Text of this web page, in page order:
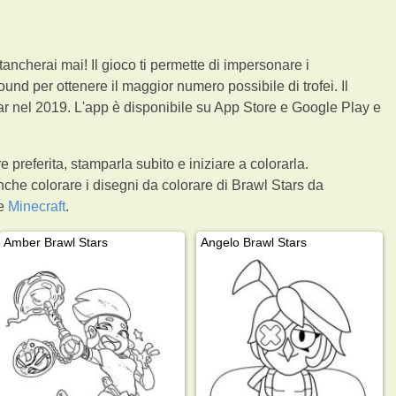
mai! Il gioco ti permette di impersonare i
per ottenere il maggior numero possibile di trofei. Il
nel 2019. L'app è disponibile su App Store e Google Play e
preferita, stamparla subito e iniziare a colorarla.
colorare i disegni da colorare di Brawl Stars da
Minecraft.
Amber Brawl Stars Angelo Brawl Stars